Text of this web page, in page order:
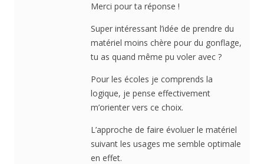
Merci pour ta réponse !
Super intéressant l’idée de prendre du
matériel moins chère pour du gonflage,
tu as quand même pu voler avec ?
Pour les écoles je comprends la
logique, je pense effectivement
m’orienter vers ce choix.
L’approche de faire évoluer le matériel
suivant les usages me semble optimale
en effet.